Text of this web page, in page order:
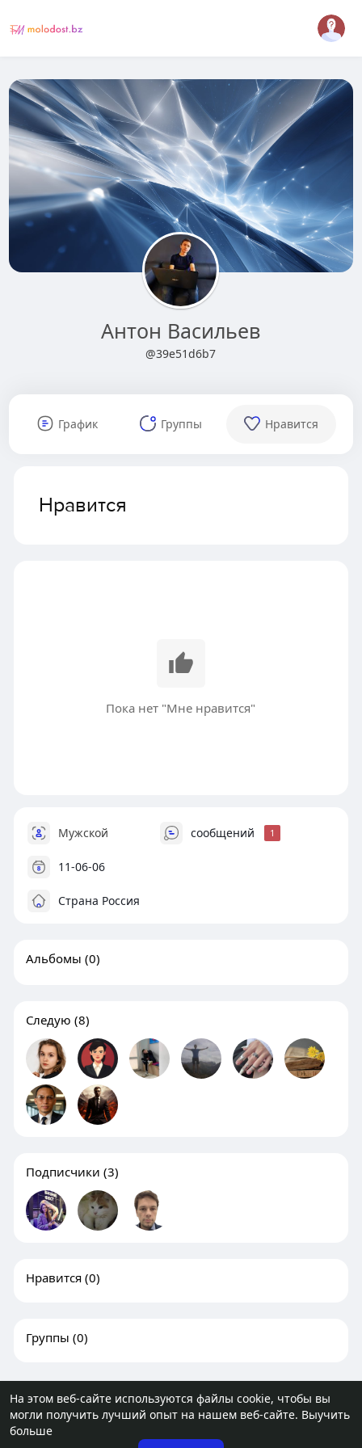
На этом веб-сайте используются файлы cookie, чтобы вы
могли получить лучший опыт на нашем веб-сайте. Выучить
больше
Антон Васильев
@39e51d6b7
График Группы Нравится
Нравится
Пока нет "Мне нравится"
Мужской сообщений 1
11-06-06
Страна Россия
Альбомы (0)
Следую (8)
Подписчики (3)
Нравится (0)
Группы (0)
© 2026 molodost.bz
Главная
Контакты Политика